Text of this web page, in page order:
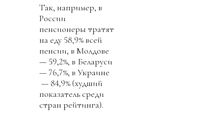
Так, например, в
России
пенсионеры тратят
на еду 58,9% всей
пенсии, в Молдове
— 59,2%, в Беларуси
— 76,7%, в Украине
— 84,9% (худший
показатель среди
стран рейтинга).